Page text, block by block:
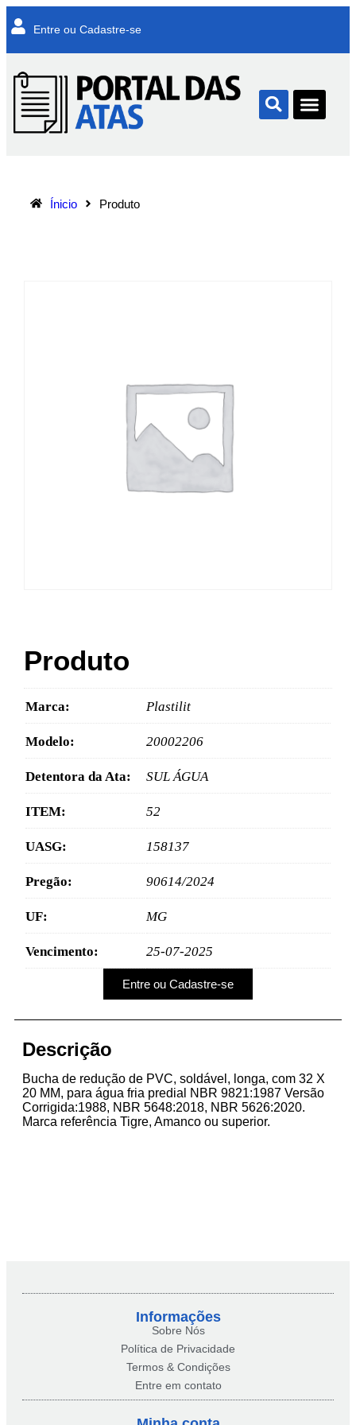
Entre ou Cadastre-se
Ínicio Produto
Produto
Marca: Plastilit
Modelo: 20002206
Detentora da Ata: SUL ÁGUA
ITEM: 52
UASG: 158137
Pregão: 90614/2024
UF: MG
Vencimento: 25-07-2025
Entre ou Cadastre-se
Descrição
Bucha de redução de PVC, soldável, longa, com 32 X
20 MM, para água fria predial NBR 9821:1987 Versão
Corrigida:1988, NBR 5648:2018, NBR 5626:2020.
Marca referência Tigre, Amanco ou superior.
Informações
Sobre Nós
Política de Privacidade
Termos & Condições
Entre em contato